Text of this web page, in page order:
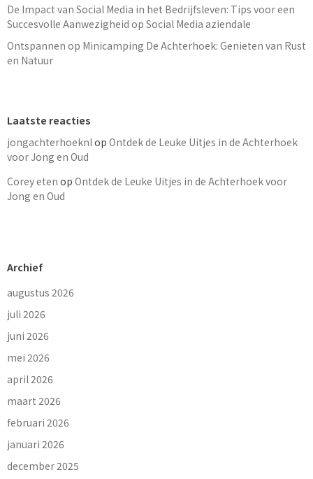
De Impact van Social Media in het Bedrijfsleven: Tips voor een
Succesvolle Aanwezigheid op Social Media aziendale
Ontspannen op Minicamping De Achterhoek: Genieten van Rust
en Natuur
Laatste reacties
jongachterhoeknl op Ontdek de Leuke Uitjes in de Achterhoek
voor Jong en Oud
Corey eten op Ontdek de Leuke Uitjes in de Achterhoek voor
Jong en Oud
Archief
augustus 2026
juli 2026
juni 2026
mei 2026
april 2026
maart 2026
februari 2026
januari 2026
december 2025